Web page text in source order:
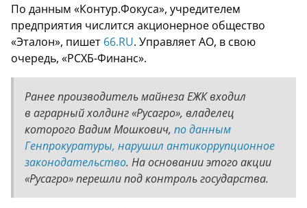
По данным «Контур.Фокуса», учредителем
предприятия числится акционерное общество
«Эталон», пишет 66.RU. Управляет АО, в свою
очередь, «РСХБ-Финанс».
Ранее производитель майнеза ЕЖК входил
в аграрный холдинг «Русагро», владелец
которого Вадим Мошкович, по данным
Генпрокуратуры, нарушил антикоррупционное
законодательство. На основании этого акции
«Русагро» перешли под контроль государства.